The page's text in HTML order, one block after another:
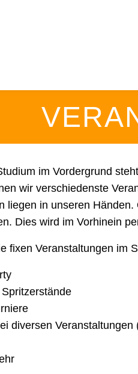
im Vordergrund
wir verschiedenste
liegen in unseren
Dies wird im Vorhinein
fixen Veranstaltungen im
diversen